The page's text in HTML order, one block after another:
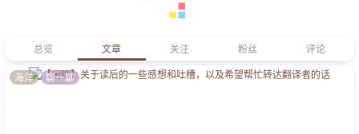
总览 文章 关注 粉丝 评论
海洋 聊一聊